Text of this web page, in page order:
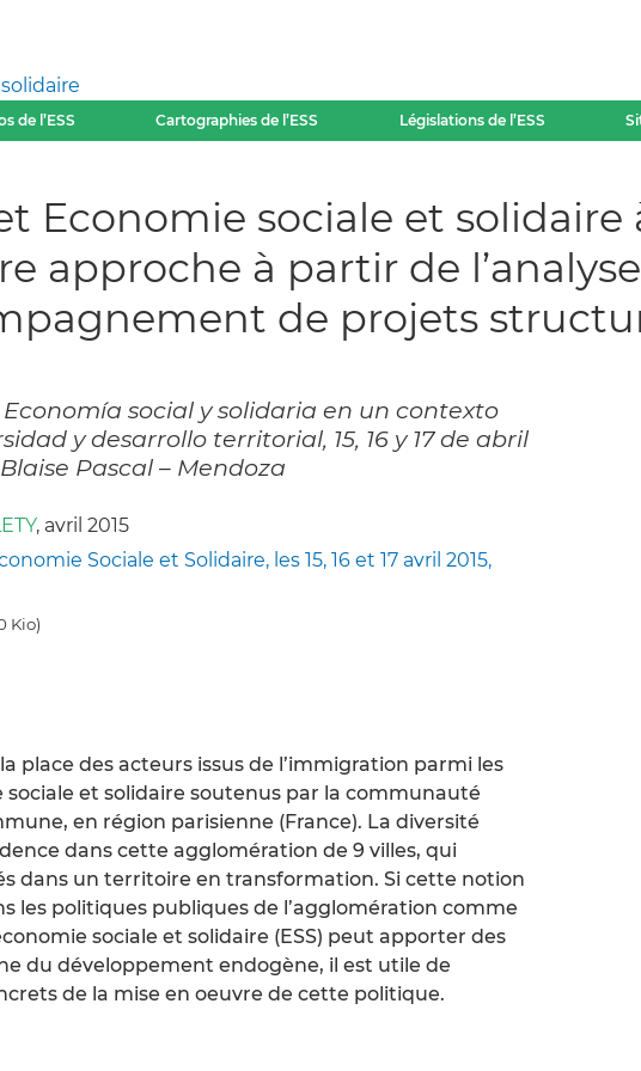
de l’ESS Cartographies de l’ESS Législations de l’ESS
Economie sociale et solidaire
approche à partir de
de projets
social y solidaria en un contexto
y desarrollo territorial, 15, 16 y 17 de abril
Pascal – Mendoza
, avril 2015
Sociale et Solidaire, les 15, 16 et 17 avril 2015,
Kio)
place des acteurs issus de l’immigration parmi les
et solidaire soutenus par la communauté
en région parisienne (France). La diversité
dans cette agglomération de 9 villes, qui
dans un territoire en transformation. Si cette notion
les politiques publiques de l’agglomération comme
sociale et solidaire (ESS) peut apporter des
du développement endogène, il est utile de
de la mise en oeuvre de cette politique.